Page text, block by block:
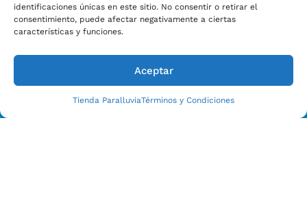
identificaciones únicas en este sitio. No consentir o retirar el
consentimiento, puede afectar negativamente a ciertas
características y funciones.
Aceptar
Tienda ParalluviaTérminos y Condiciones